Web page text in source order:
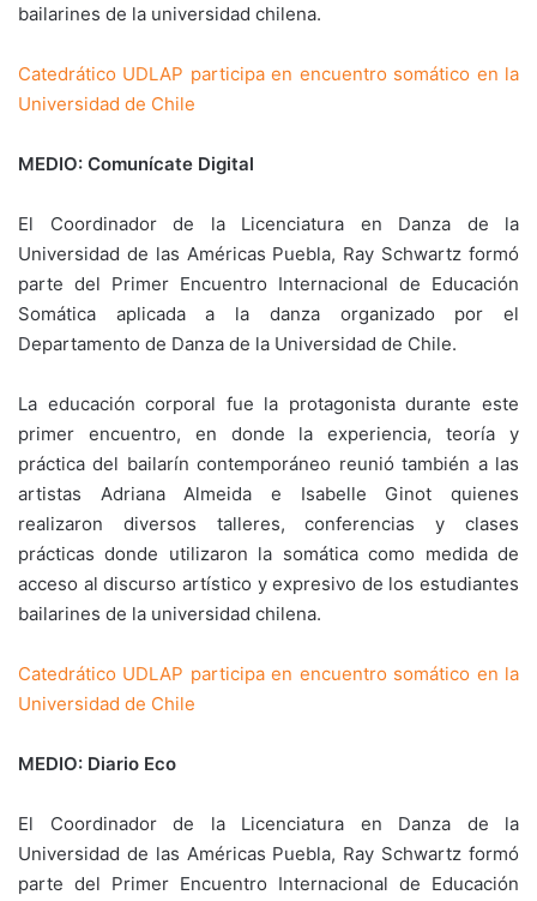
bailarines de la universidad chilena.
Catedrático UDLAP participa en encuentro somático en la
Universidad de Chile
MEDIO: Comunícate Digital
El Coordinador de la Licenciatura en Danza de la
Universidad de las Américas Puebla, Ray Schwartz formó
parte del Primer Encuentro Internacional de Educación
Somática aplicada a la danza organizado por el
Departamento de Danza de la Universidad de Chile.
La educación corporal fue la protagonista durante este
primer encuentro, en donde la experiencia, teoría y
práctica del bailarín contemporáneo reunió también a las
artistas Adriana Almeida e Isabelle Ginot quienes
realizaron diversos talleres, conferencias y clases
prácticas donde utilizaron la somática como medida de
acceso al discurso artístico y expresivo de los estudiantes
bailarines de la universidad chilena.
Catedrático UDLAP participa en encuentro somático en la
Universidad de Chile
MEDIO: Diario Eco
El Coordinador de la Licenciatura en Danza de la
Universidad de las Américas Puebla, Ray Schwartz formó
parte del Primer Encuentro Internacional de Educación